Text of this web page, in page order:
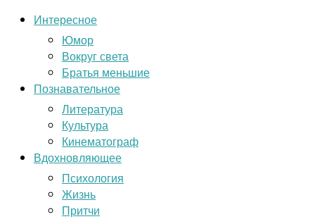
Интересное
Юмор
Вокруг света
Братья меньшие
Познавательное
Литература
Культура
Кинематограф
Вдохновляющее
Психология
Жизнь
Притчи